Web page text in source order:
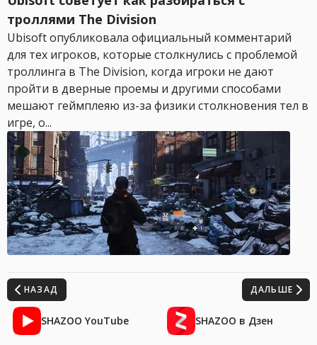
троллями The Division
Ubisoft опубликовала официальный комментарий
для тех игроков, которые столкнулись с проблемой
троллинга в The Division, когда игроки не дают
пройти в дверные проемы и другими способами
мешают геймплеяю из-за физики столкновения тел в
игре, о...
НАЗАД ДАЛЬШЕ
SHAZOO YouTube SHAZOO в Дзен